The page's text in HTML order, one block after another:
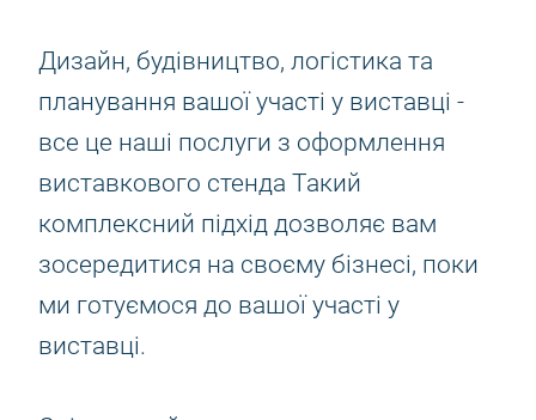
Дизайн, будівництво, логістика та
планування вашої участі у виставці -
все це наші послуги з оформлення
виставкового стенда Такий
комплексний підхід дозволяє вам
зосередитися на своєму бізнесі, поки
ми готуємося до вашої участі у
виставці.